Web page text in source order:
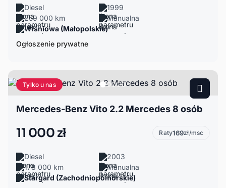
Diesel
1999
259 000 km
Manualna
Wiśniowa (Małopolskie)
Ogłoszenie prywatne
Tylko u nas
Mercedes-Benz Vito 2.2 Mercedes 8 osób
11 000 zł Raty169zł/msc
Diesel
2003
178 000 km
Manualna
Stargard (Zachodniopomorskie)